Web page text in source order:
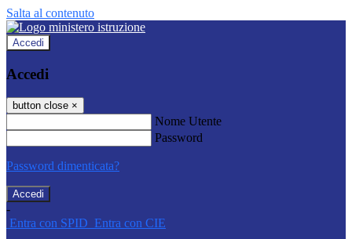
Salta al contenuto
Accedi
Accedi
button close ×
Nome Utente
Password
Password dimenticata?
-
Entra con SPID Entra con CIE